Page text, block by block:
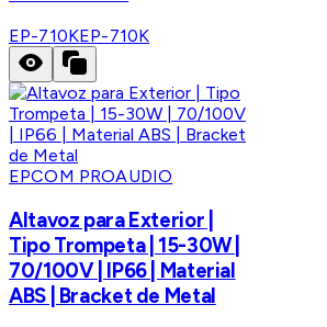
EP-710KEP-710K
EPCOM PROAUDIO
Altavoz para Exterior |
Tipo Trompeta | 15-30W |
70/100V | IP66 | Material
ABS | Bracket de Metal